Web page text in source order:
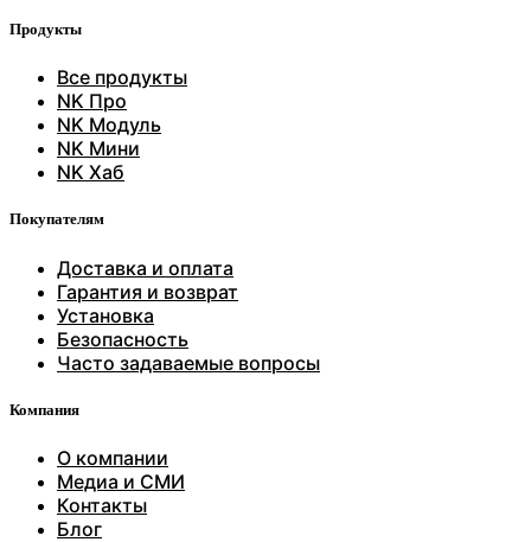
Продукты
Все продукты
NK Про
NK Модуль
NK Мини
NK Хаб
Покупателям
Доставка и оплата
Гарантия и возврат
Установка
Безопасность
Часто задаваемые вопросы
Компания
О компании
Медиа и СМИ
Контакты
Блог